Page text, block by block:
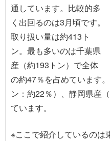
通しています。比較的多
く出回るのは3月頃です。
取り扱い量は約413ト
ン。最も多いのは千葉県
産（約193トン）で全体
の約47％を占めています
ン：約22％）、静岡県産
ています。
※ここで紹介しているのは